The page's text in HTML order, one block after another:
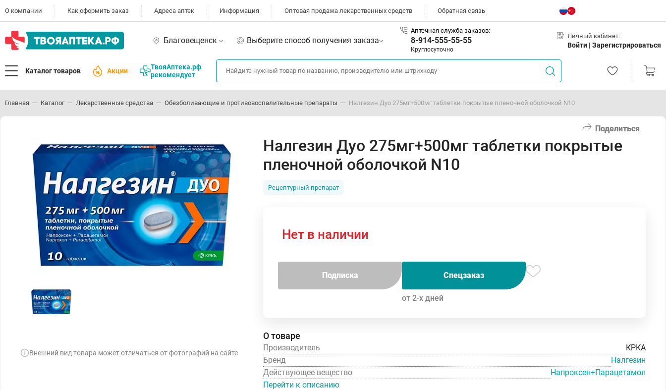
О компании Как оформить заказ Адреса аптек Информация Оптовая продажа лекарственных средств Обратная связь
Благовещенск Выберите способ получения заказа
Аптечная служба заказов:
8-914-555-55-55
Круглосуточно
Личный кабинет:
Войти | Зарегистрироваться
Каталог товаров Акции
ТвояАптека.рф
рекомендует
Главная Каталог Лекарственные средства Обезболивающие и противовоспалительные препараты Налгезин Дуо 275мг+500мг таблетки покрытые пленочной оболочкой N10
Поделиться
Внешний вид товара может отличаться от фотографий на сайте
Налгезин Дуо 275мг+500мг таблетки покрытые
пленочной оболочкой N10
Рецептурный препарат
Нет в наличии
Подписка Спецзаказ
от 2-х дней
О товаре
Производитель
КРКА
Бренд
Налгезин
Действующее вещество
Напроксен+Парацетамол
Перейти к описанию